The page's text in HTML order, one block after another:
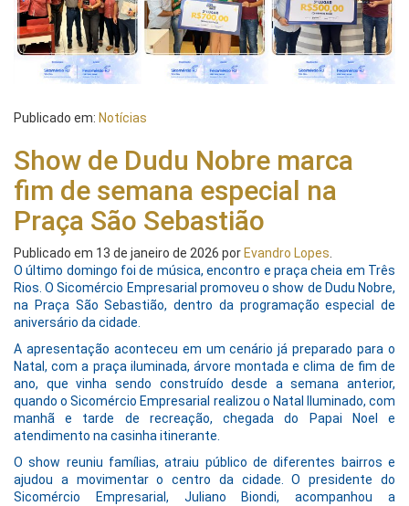
Publicado em: Notícias
Show de Dudu Nobre marca
fim de semana especial na
Praça São Sebastião
Publicado em 13 de janeiro de 2026 por Evandro Lopes
O último domingo foi de música, encontro e praça cheia em Três
Rios. O Sicomércio Empresarial promoveu o show de Dudu Nobre,
na Praça São Sebastião, dentro da programação especial de
aniversário da cidade.
A apresentação aconteceu em um cenário já preparado para o
Natal, com a praça iluminada, árvore montada e clima de fim de
ano, que vinha sendo construído desde a semana anterior,
quando o Sicomércio Empresarial realizou o Natal Iluminado, com
manhã e tarde de recreação, chegada do Papai Noel e
atendimento na casinha itinerante.
O show reuniu famílias, atraiu público de diferentes bairros e
ajudou a movimentar o centro da cidade. O presidente do
Sicomércio Empresarial, Juliano Biondi, acompanhou a